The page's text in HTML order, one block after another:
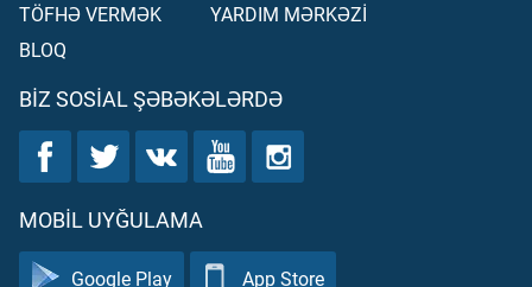
TÖFHƏ VERMƏK
BLOQ
YARDIM MƏRKƏZİ
BIZ SOSIAL ŞƏBƏKƏLƏRDƏ
MOBIL UYĞULAMA
Google Play App Store